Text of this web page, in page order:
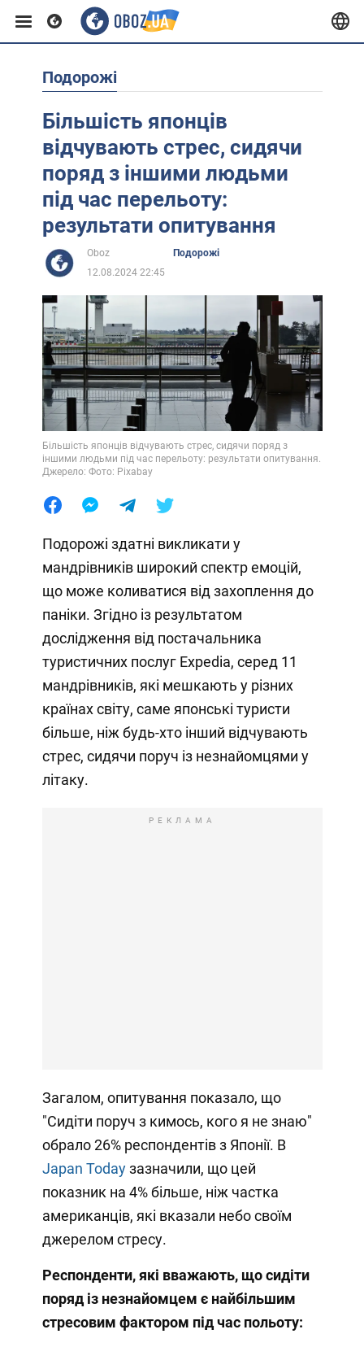
Європа
США
Африка
Життя
Лайфхаки
Подорожі
Більшість японців
відчувають стрес, сидячи
поряд з іншими людьми
під час перельоту:
результати опитування
Oboz
Подорожі
12.08.2024 22:45
Більшість японців відчувають стрес, сидячи поряд з
іншими людьми під час перельоту: результати опитування.
Джерело: Фото: Pixabay
Подорожі здатні викликати у
мандрівників широкий спектр емоцій,
що може коливатися від захоплення до
паніки. Згідно із результатом
дослідження від постачальника
туристичних послуг Expedia, серед 11
мандрівників, які мешкають у різних
країнах світу, саме японські туристи
більше, ніж будь-хто інший відчувають
стрес, сидячи поруч із незнайомцями у
літаку.
РЕКЛАМА
Загалом, опитування показало, що
"Сидіти поруч з кимось, кого я не знаю"
обрало 26% респондентів з Японії. В
Japan Todayзазначили, що цей
показник на 4% більше, ніж частка
американців, які вказали небо своїм
джерелом стресу.
Респонденти, які вважають, що сидіти
поряд із незнайомцем є найбільшим
стресовим фактором під час польоту: